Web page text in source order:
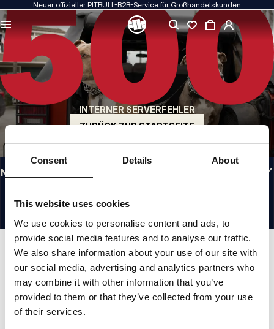
Consent Details About
This website uses cookies
We use cookies to personalise content and ads, to
provide social media features and to analyse our traffic.
We also share information about your use of our site with
our social media, advertising and analytics partners who
may combine it with other information that you’ve
provided to them or that they’ve collected from your use
of their services.
Neuer offizieller PITBULL-B2B-Service für Großhandelskunden
INTERNER SERVERFEHLER
ZURÜCK ZUR STARTSEITE
QUALITÄT HAT FÜR UNS PRIORITÄT
Unsere Kleidung fertigen wir mit Leidenschaft. Bei Haltbarkeit, Langlebigkeit der
Materialien und Liebe zum Detail machen wir keine Kompromisse.
US ORIGIN
Unsere Wurzeln reichen zurück ins San Diego der frühen 1990er Jahre. Unser Stil
ist roh, authentisch und kompromisslos.
MARKE MIT CHARAKTER
Unsere Kollektionen werden von Sportlern, Kämpfern und unbeirrbaren
Individualisten gewählt.
INFORMATIONEN
NÜTZLICHE LINKS
©1997 - 2026 PITBULL SP. Z O.O. ALLE RECHTE VORBEHALTEN.
SITE CREDITS
NACH OBEN GEHEN